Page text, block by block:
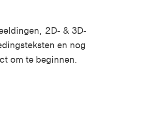
2D- & 3D-
en nog
om te beginnen.